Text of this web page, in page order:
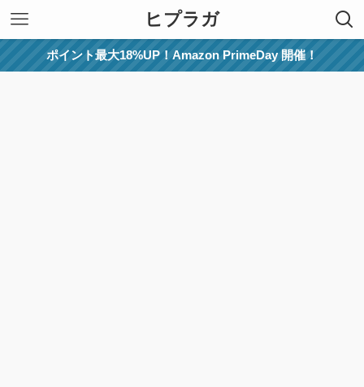
ヒプラガ
ポイント最大18%UP！Amazon PrimeDay 開催！